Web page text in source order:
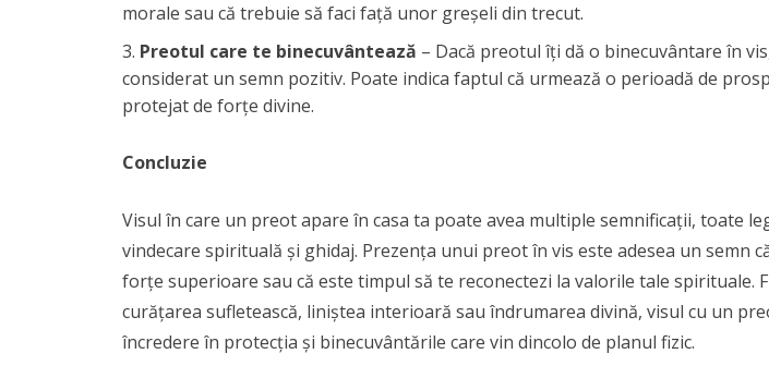
morale sau că trebuie să faci față unor greșeli din trecut.
Preotul care te binecuvântează – Dacă preotul îți dă o binecuvântare în
considerat un semn pozitiv. Poate indica faptul că urmează o perioadă de
protejat de forțe divine.
Concluzie
Visul în care un preot apare în casa ta poate avea multiple semnificații, toate
vindecare spirituală și ghidaj. Prezența unui preot în vis este adesea un semn
forțe superioare sau că este timpul să te reconectezi la valorile tale spirituale.
curățarea sufletească, liniștea interioară sau îndrumarea divină, visul cu un
încredere în protecția și binecuvântările care vin dincolo de planul fizic.